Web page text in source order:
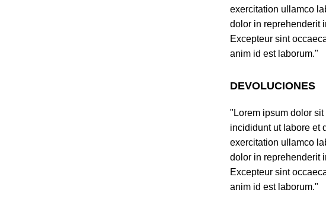
exercitation ullamco
dolor in reprehenderit
Excepteur sint
anim id est laborum."
DEVOLUCIONES
"Lorem ipsum dolor
incididunt ut labore et
exercitation ullamco
dolor in reprehenderit
Excepteur sint
anim id est laborum."